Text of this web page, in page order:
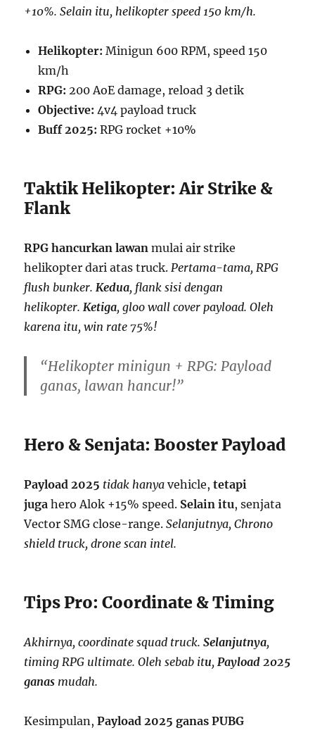
+10%. Selain itu, helikopter speed 150 km/h.
Helikopter: Minigun 600 RPM, speed 150
km/h
RPG: 200 AoE damage, reload 3 detik
Objective: 4v4 payload truck
Buff 2025: RPG rocket +10%
Taktik Helikopter: Air Strike &
Flank
RPG hancurkan lawan mulai air strike
helikopter dari atas truck.Pertama-tama, RPG
flush bunker.Kedua, flank sisi dengan
helikopter.Ketiga, gloo wall cover payload. Oleh
karena itu, win rate 75%!
“Helikopter minigun + RPG: Payload
ganas, lawan hancur!”
Hero & Senjata: Booster Payload
Payload 2025 tidak hanya vehicle,tetapi
juga hero Alok +15% speed. Selain itu, senjata
Vector SMG close-range.Selanjutnya, Chrono
shield truck, drone scan intel.
Tips Pro: Coordinate & Timing
Akhirnya, coordinate squad truck.Selanjutnya,
timing RPG ultimate. Oleh sebab itu,Payload 2025
ganas mudah.
Kesimpulan,Payload 2025 ganas PUBG